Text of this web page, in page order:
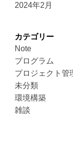
2024年2月
カテゴリー
Note
プログラム
プロジェクト管
未分類
環境構築
雑談